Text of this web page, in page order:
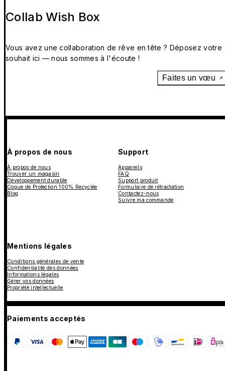
Collab Wish Box
Vous avez une collaboration de rêve en tête ? Déposez votre
souhait ici — nous sommes à l'écoute !
Faites un vœu
À propos de nous
À propos de nous
Trouver un magasin
Développement durable
Coque de Protection 100% Recyclée
Blog
Support
Appareils
FAQ
Support produit
Formulaire de rétractation
Contactez-nous
Suivre ma commande
Mentions légales
Conditions générales de vente
Confidentialité des données
Informations légales
Gérer vos données
Propriété intellectuelle
Paiements acceptés